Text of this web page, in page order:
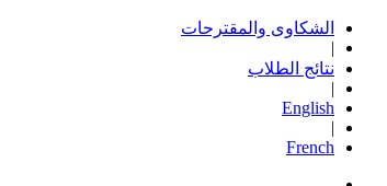
الشكاوى والمقترحات
|
نتائج الطلاب
|
English
|
French